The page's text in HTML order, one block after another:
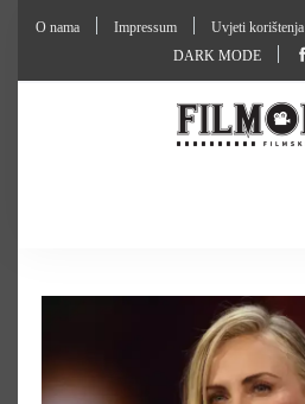
O nama Impressum Uvjeti korištenja
DARK MODE